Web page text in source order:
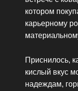
котором
карьерному
Приснилось,
кислый вкус
надеждам,